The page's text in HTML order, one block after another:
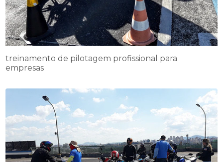
treinamento de pilotagem profissional para
empresas